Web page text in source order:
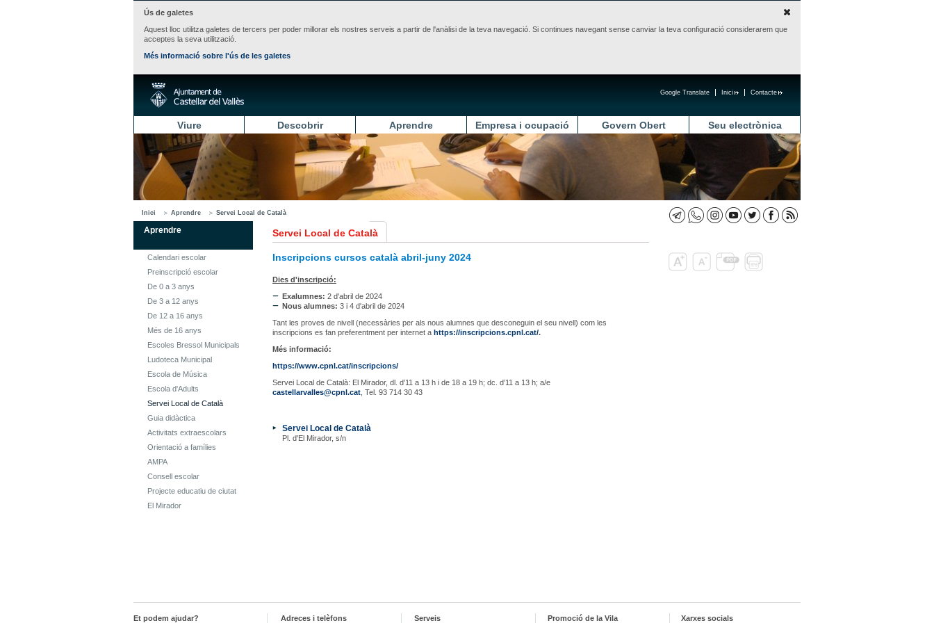
Ús de galetes
Aquest lloc utilitza galetes de tercers per poder millorar els nostres serveis a partir de l'anàlisi de la teva navegació. Si continues navegant sense canviar la teva configuració considerarem que
acceptes la seva utilització.
Més informació sobre l'ús de les galetes
Contacte
Inici
Google Translate
Viure Descobrir Aprendre Empresa i ocupació Govern Obert Seu electrònica
Inici Aprendre Servei Local de Català
Aprendre
Calendari escolar
Preinscripció escolar
De 0 a 3 anys
De 3 a 12 anys
De 12 a 16 anys
Més de 16 anys
Escoles Bressol Municipals
Ludoteca Municipal
Escola de Música
Escola d'Adults
Servei Local de Català
Guia didàctica
Activitats extraescolars
Orientació a famílies
AMPA
Consell escolar
Projecte educatiu de ciutat
El Mirador
Servei Local de Català
Inscripcions cursos català abril-juny 2024
Dies d'inscripció:
Exalumnes: 2 d'abril de 2024
Nous alumnes: 3 i 4 d'abril de 2024
Tant les proves de nivell (necessàries per als nous alumnes que desconeguin el seu nivell) com les
inscripcions es fan preferentment per internet a https://inscripcions.cpnl.cat/.
Més informació:
https://www.cpnl.cat/inscripcions/
Servei Local de Català: El Mirador, dl. d’11 a 13 h i de 18 a 19 h; dc. d’11 a 13 h; a/e
castellarvalles@cpnl.cat , Tel. 93 714 30 43
Servei Local de Català
Pl. d'El Mirador, s/n
Et podem ajudar? Adreces i telèfons Serveis Promoció de la Vila Xarxes socials